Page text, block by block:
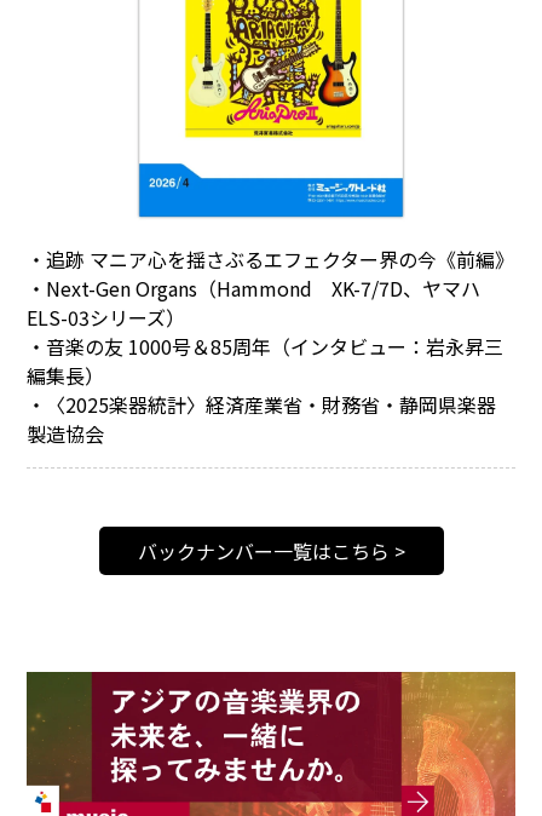
バックナンバー一覧はこちら >
・追跡 マニア心を揺さぶるエフェクター界の今《前編》
・Next-Gen Organs（Hammond XK-7/7D、ヤマハ
ELS-03シリーズ）
・音楽の友 1000号＆85周年（インタビュー：岩永昇三
編集長）
・〈2025楽器統計〉経済産業省・財務省・静岡県楽器
製造協会